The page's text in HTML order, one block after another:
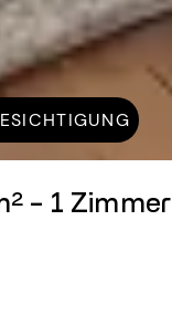
- 1 Zimmer